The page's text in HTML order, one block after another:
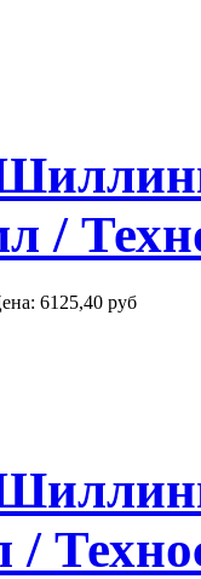
/
6125,40 руб